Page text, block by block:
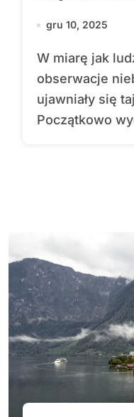
gru 10, 2025
W miarę jak ludzkość rozwijała
obserwacje
ujawniały się
Początkowo